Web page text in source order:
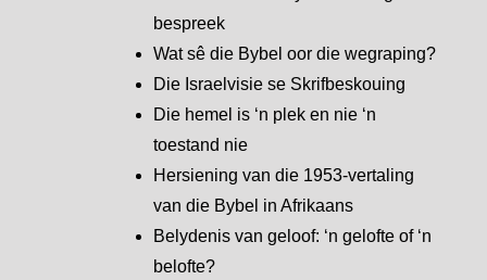
bespreek
Wat sê die Bybel oor die wegraping?
Die Israelvisie se Skrifbeskouing
Die hemel is ‘n plek en nie ‘n
toestand nie
Hersiening van die 1953-vertaling
van die Bybel in Afrikaans
Belydenis van geloof: ‘n gelofte of ‘n
belofte?